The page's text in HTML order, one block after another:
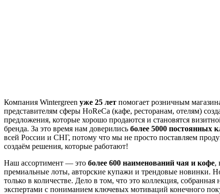
Компания Wintergreen уже 25 лет помогает розничным
представителям сферы HoReCa (кафе, ресторанам, отелям)
предложения, которые хорошо продаются и становятся
бренда. За это время нам доверились более 5000 постоянных
всей России и СНГ, потому что мы не просто поставляем
создаём решения, которые работают!
Наш ассортимент — это более 600 наименований чая и кофе,
премиальные лоты, авторские купажи и трендовые новинки.
только в количестве. Дело в том, что это коллекция,
экспертами с пониманием ключевых мотиваций конечного